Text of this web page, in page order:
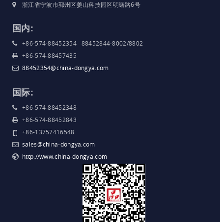
浙江省宁波市鄞州区姜山科技园区明曙路6号
国内:
+86-574-88452354 88452844-8002/8802
+86-574-88457435
88452354@china-dongya.com
国际:
+86-574-88452348
+86-574-88452843
+86-13757416548
sales@china-dongya.com
http://www.china-dongya.com